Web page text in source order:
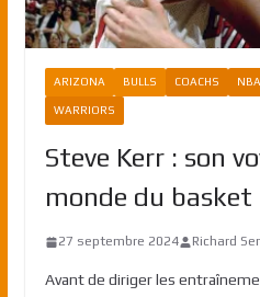
ARIZONA BULLS COACHS NBA
WARRIORS
Steve Kerr : son
monde du basket
27 septembre 2024 Richard
Avant de diriger les